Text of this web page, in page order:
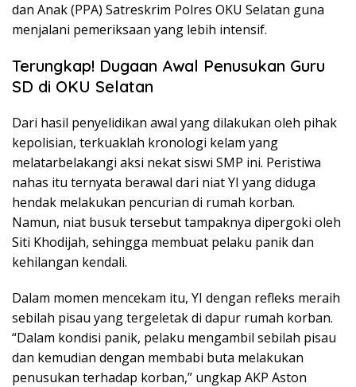
dan Anak (PPA) Satreskrim Polres OKU Selatan guna
menjalani pemeriksaan yang lebih intensif.
Terungkap! Dugaan Awal Penusukan Guru
SD di OKU Selatan
Dari hasil penyelidikan awal yang dilakukan oleh pihak
kepolisian, terkuaklah kronologi kelam yang
melatarbelakangi aksi nekat siswi SMP ini. Peristiwa
nahas itu ternyata berawal dari niat YI yang diduga
hendak melakukan pencurian di rumah korban.
Namun, niat busuk tersebut tampaknya dipergoki oleh
Siti Khodijah, sehingga membuat pelaku panik dan
kehilangan kendali.
Dalam momen mencekam itu, YI dengan refleks meraih
sebilah pisau yang tergeletak di dapur rumah korban.
“Dalam kondisi panik, pelaku mengambil sebilah pisau
dan kemudian dengan membabi buta melakukan
penusukan terhadap korban,” ungkap AKP Aston